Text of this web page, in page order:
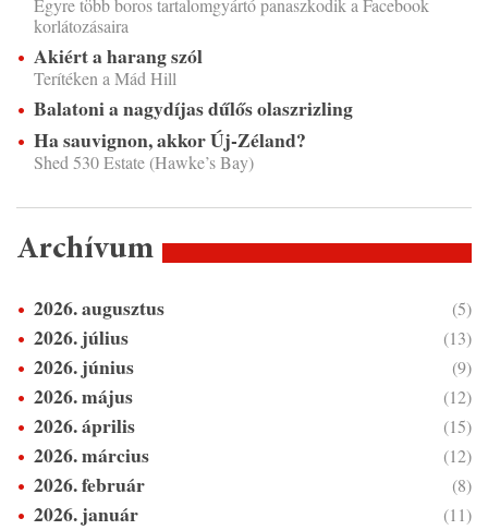
Egyre több boros tartalomgyártó panaszkodik a Facebook
korlátozásaira
Akiért a harang szól
Terítéken a Mád Hill
Balatoni a nagydíjas dűlős olaszrizling
Ha sauvignon, akkor Új-Zéland?
Shed 530 Estate (Hawke’s Bay)
Archívum
2026. augusztus (5)
2026. július (13)
2026. június (9)
2026. május (12)
2026. április (15)
2026. március (12)
2026. február (8)
2026. január (11)